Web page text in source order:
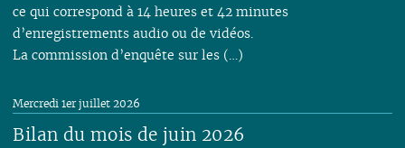
ce qui correspond à 14 heures et 42 minutes
d’enregistrements audio ou de vidéos.
La commission d’enquête sur les (…)
Bilan du mois de juin 2026
Mercredi 1er juillet 2026